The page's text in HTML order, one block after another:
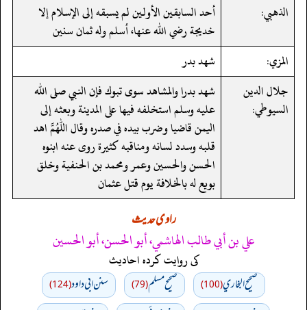
الذهبي:
أحد السابقين الأولين لم يسبقه إلى الإسلام إلا
خديجة رضي الله عنها، أسلم وله ثمان سنين
المزي:
شهد بدر
جلال الدين
السيوطي:
شهد بدرا والمشاهد سوى تبوك فإن النبي صلى الله
عليه وسلم استخلفه فيها على المدينة وبعثه إلى
اليمن قاضيا وضرب بيده في صدره وقال اللهم اهد
قلبه وسدد لسانه ومناقبه كثيرة روى عنه ابنوه
الحسن والحسين وعمر ومحمد بن الحنفية وخلق
بويع له بالخلافة يوم قتل عثمان
راوی حدیث
علي بن أبي طالب الهاشمي، أبو الحسن، أبو الحسين
کی روایت کردہ احادیث
صحيح البخاري(100) صحيح مسلم(79) سنن ابي داود(124)